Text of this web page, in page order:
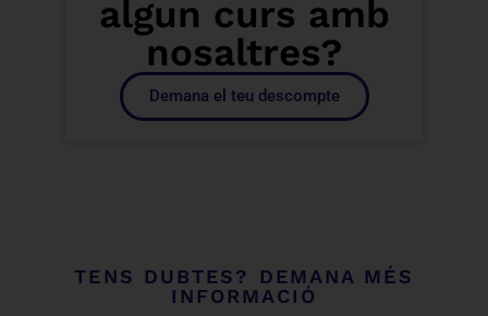
algun curs amb
nosaltres?
Demana el teu descompte
TENS DUBTES? DEMANA MÉS
INFORMACIÓ